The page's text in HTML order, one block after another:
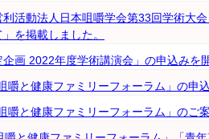
利活動法人日本咀嚼学会第33回学術
を掲載しました。
企画 2022年度学術講演会」の申込み
嚼と健康ファミリーフォーラム」の申
嚼と健康ファミリーフォーラム」のご